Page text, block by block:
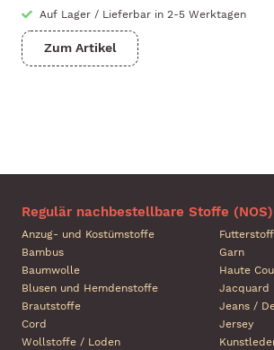
Auf Lager / Lieferbar in 2-5 Werktagen
Zum Artikel
Regulär nachbestellbare Stoffe (NOS)
Anzug- und Kostümstoffe
Bambus
Baumwolle
Blusen und Hemdenstoffe
Brautstoffe
Cord
Wollstoffe / Loden
Garn
Haute
Jacquard
Jeans /
Jersey